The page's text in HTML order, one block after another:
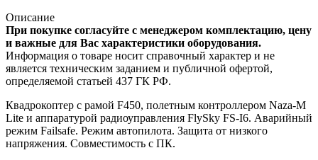
Описание
При покупке согласуйте с менеджером комплектацию, цену
и важные для Вас характеристики оборудования.
Информация о товаре носит справочный характер и не
является техническим заданием и публичной офертой,
определяемой статьей 437 ГК РФ.
Квадрокоптер с рамой F450, полетным контроллером Naza-M
Lite и аппаратурой радиоуправления FlySky FS-I6. Аварийный
режим Failsafe. Режим автопилота. Защита от низкого
напряжения. Совместимость с ПК.